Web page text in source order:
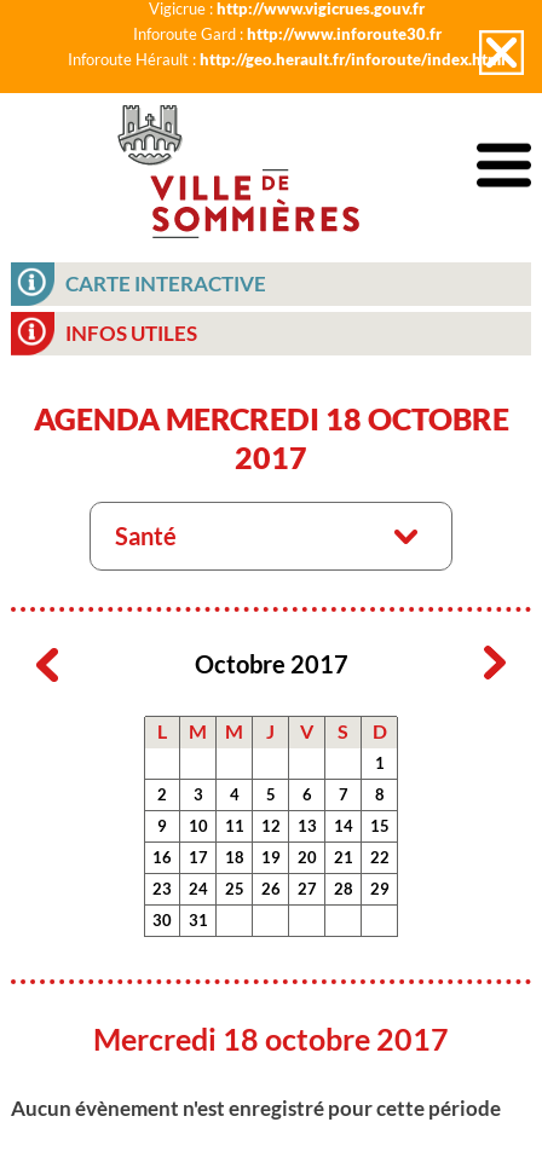
Vigicrue :http://www.vigicrues.gouv.fr
Inforoute Gard :http://www.inforoute30.fr
Inforoute Hérault :http://geo.herault.fr/inforoute/index.html
CARTE INTERACTIVE
INFOS UTILES
AGENDA MERCREDI 18 OCTOBRE
2017
Santé
Octobre 2017
L M M J V S D
1
2
3 4 5 6 7
8
9
10 11 12 13 14
15
16
17 18 19 20 21
22
23
24 25 26 27 28
29
30
31
Mercredi 18 octobre 2017
Aucun évènement n'est enregistré pour cette période